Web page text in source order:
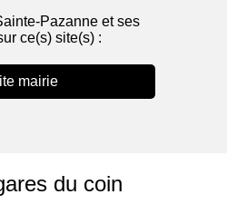
Pazanne et ses
ce(s) site(s) :
mairie
du coin